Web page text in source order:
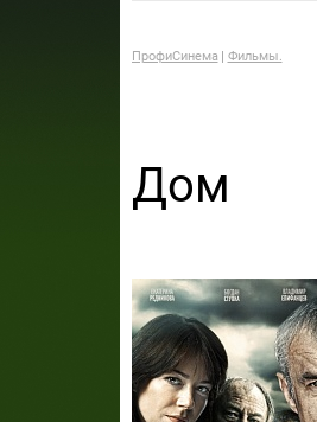
ПрофиСинема Фильмы.
Дом